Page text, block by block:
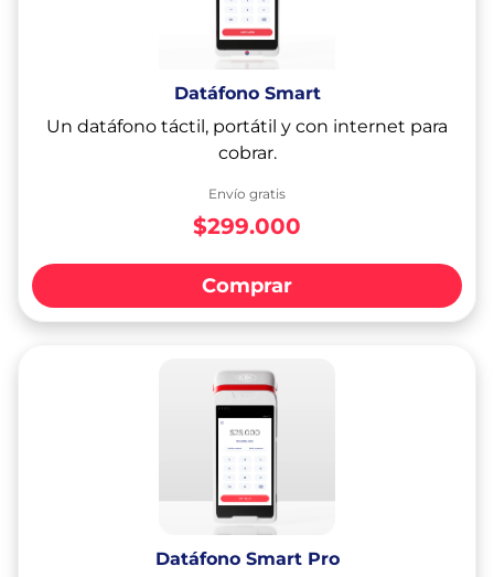
Datáfono Smart
Un datáfono táctil, portátil y con internet para
cobrar.
Envío gratis
$299.000
Comprar
Datáfono Smart Pro